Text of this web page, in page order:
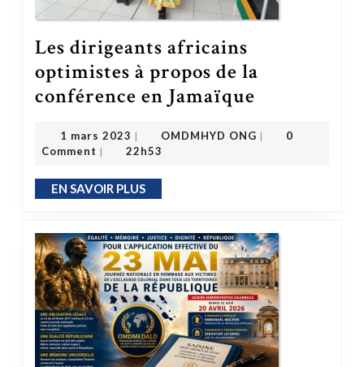
Les dirigeants africains
optimistes à propos de la
conférence en Jamaïque
1 mars 2023 | OMDMHYD ONG |
0
Comment | 22h53
EN SAVOIR PLUSEN SAVOIR PLUS